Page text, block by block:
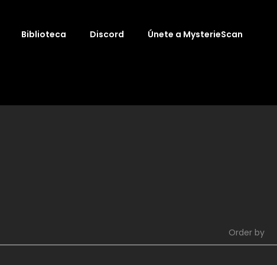
Biblioteca Discord Únete a MysterieScan
Order by